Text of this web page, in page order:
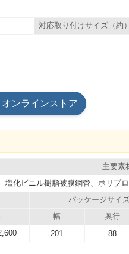
対応取り付けサイズ（約）
オンラインストア
主要素
塩化ビニル樹脂被膜鋼管、ポリプ
パッケージサイズ
幅 奥行
201 88